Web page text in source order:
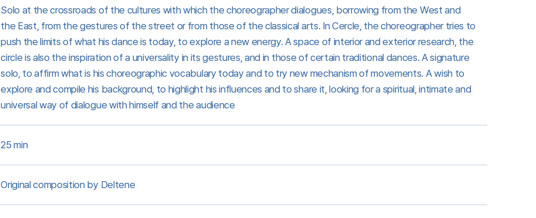
Solo at the crossroads of the cultures with which the choreographer dialogues, borrowing from the West and
the East, from the gestures of the street or from those of the classical arts. In Cercle, the choreographer tries to
push the limits of what his dance is today, to explore a new energy. A space of interior and exterior research, the
circle is also the inspiration of a universality in its gestures, and in those of certain traditional dances. A signature
solo, to affirm what is his choreographic vocabulary today and to try new mechanism of movements. A wish to
explore and compile his background, to highlight his influences and to share it, looking for a spiritual, intimate and
universal way of dialogue with himself and the audience
25 min
Original composition by Deltene